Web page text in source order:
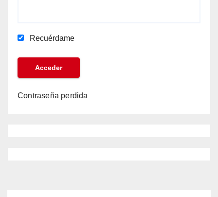
Recuérdame
Contraseña perdida